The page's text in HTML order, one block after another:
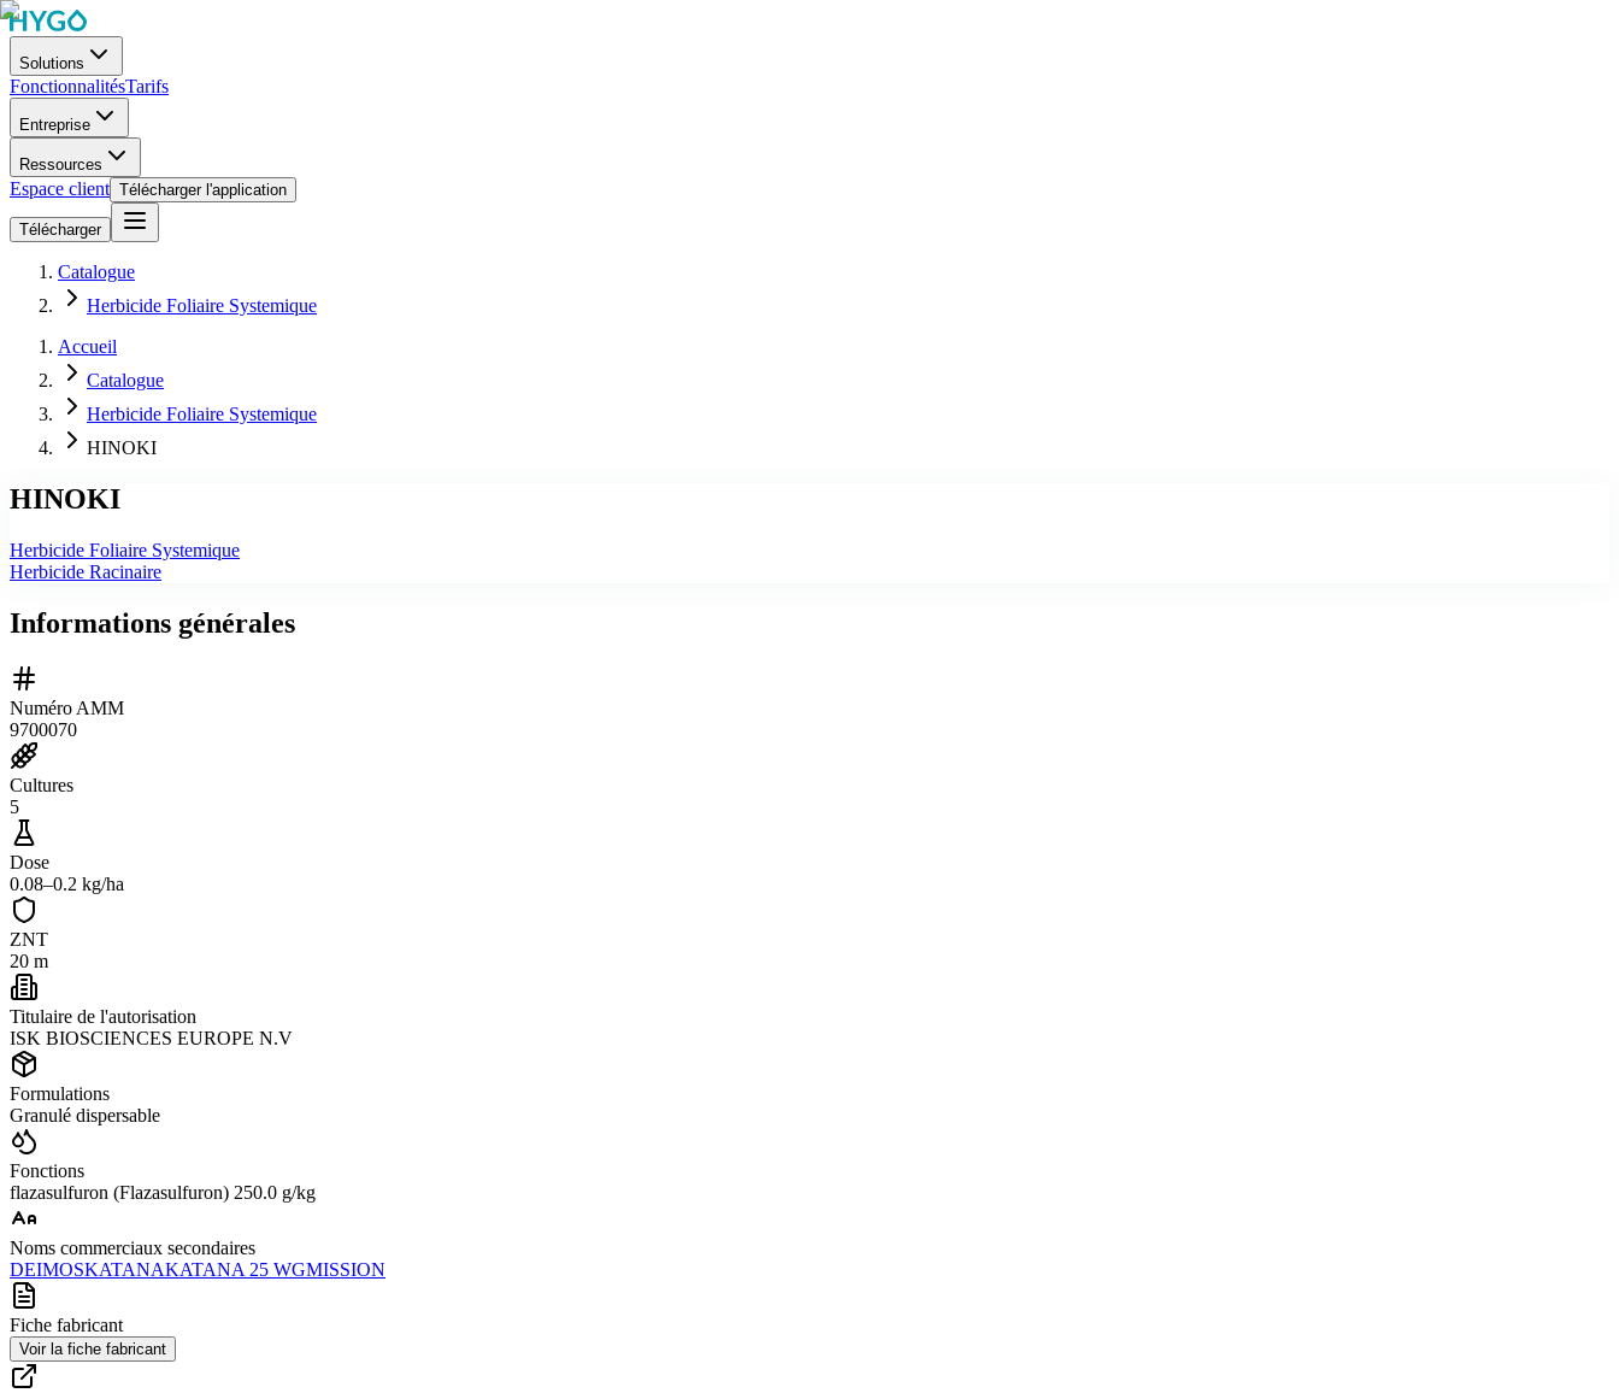
Solutions
FonctionnalitésTarifs
Entreprise
Ressources
Espace client Télécharger l'application
Télécharger
Catalogue
Herbicide Foliaire Systemique
Accueil
Catalogue
Herbicide Foliaire Systemique
HINOKI
HINOKI
Herbicide Foliaire Systemique
Herbicide Racinaire
Informations générales
Numéro AMM
9700070
Cultures
5
Dose
0.08–0.2 kg/ha
ZNT
20 m
Titulaire de l'autorisation
ISK BIOSCIENCES EUROPE N.V
Formulations
Granulé dispersable
Fonctions
flazasulfuron (Flazasulfuron) 250.0 g/kg
Noms commerciaux secondaires
DEIMOSKATANAKATANA 25 WGMISSION
Fiche fabricant
Voir la fiche fabricant